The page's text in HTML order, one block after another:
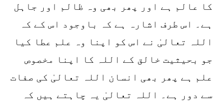
کا عالم ہے اور پھر بھی وہ ظالم اور جاہل
ہے۔ اس طرف اشارہ ہے کہ باوجود اس کے کہ
اللہ تعالیٰ نے اس کو اپنا وہ علم عطا کیا
جو بحیثیت خالق کے اللہ کا اپنا مخصوص
علم ہے پھر بھی انسان اللہ تعالیٰ کی صفات
سے دور ہے۔ اللہ تعالیٰ یہ چاہتے ہیں کہ